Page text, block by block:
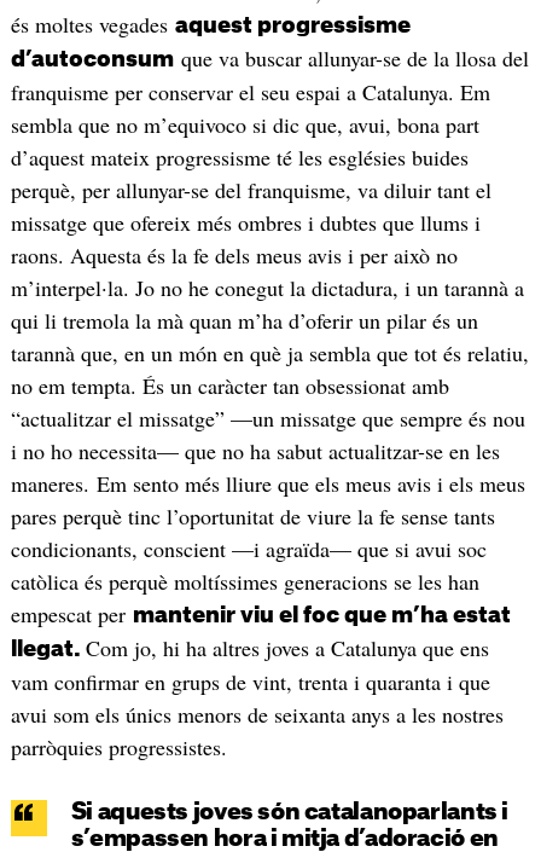
és moltes vegades aquest progressisme
d’autoconsumque va buscar allunyar-se de la llosa del
franquisme per conservar el seu espai a Catalunya. Em
sembla que no m’equivoco si dic que, avui, bona part
d’aquest mateix progressisme té les esglésies buides
perquè, per allunyar-se del franquisme, va diluir tant el
missatge que ofereix més ombres i dubtes que llums i
raons. Aquesta és la fe dels meus avis i per això no
m’interpel·la. Jo no he conegut la dictadura, i un tarannà a
qui li tremola la mà quan m’ha d’oferir un pilar és un
tarannà que, en un món en què ja sembla que tot és relatiu,
no em tempta. És un caràcter tan obsessionat amb
“actualitzar el missatge” —un missatge que sempre és nou
i no ho necessita— que no ha sabut actualitzar-se en les
maneres. Em sento més lliure que els meus avis i els meus
pares perquè tinc l’oportunitat de viure la fe sense tants
condicionants, conscient —i agraïda— que si avui soc
catòlica és perquè moltíssimes generacions se les han
empescat per mantenir viu el foc que m’ha estat
llegat. Com jo, hi ha altres joves a Catalunya que ens
vam confirmar en grups de vint, trenta i quaranta i que
avui som els únics menors de seixanta anys a les nostres
parròquies progressistes.
Si aquests joves són catalanoparlants i
s’empassen hora i mitja d’adoració en